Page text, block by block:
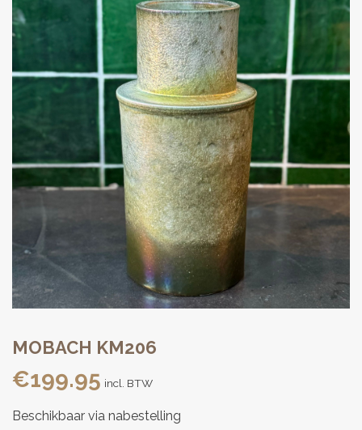
MOBACH KM206
€199.95 incl. BTW
Beschikbaar via nabestelling